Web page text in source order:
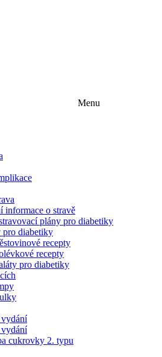
Menu
informace o stravě
plány pro diabetiky
pro diabetiky
recepty
recepty
pro diabetiky
cukrovky 2. typu